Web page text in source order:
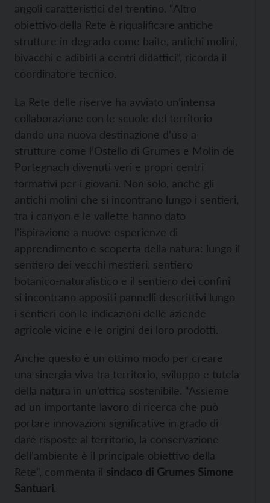
angoli caratteristici del trentino. “Altro
obiettivo della Rete è riqualificare antiche
strutture in degrado come baite, antichi molini,
bivacchi e adibirli a centri didattici”, ricorda il
coordinatore tecnico.
La Rete delle riserve ha avviato un’intensa
collaborazione con le scuole del territorio
dando una nuova destinazione d’uso a
strutture come l’Ostello di Grumes e Molin de
Portegnach divenuti veri e propri centri
formativi per i giovani. Non solo, anche gli
antichi molini che si incontrano lungo i sentieri,
tra i canyon e le vallette hanno dato
l’ispirazione a nuove esperienze di
apprendimento e scoperta della natura: lungo il
sentiero dei vecchi mestieri, sentiero
botanico-naturalistico e il sentiero dei confini
si incontrano appositi pannelli descrittivi lungo
i sentieri con le indicazioni delle aziende
agricole vicine e le origini dei loro prodotti.
Anche questo è un ottimo modo per creare
una sinergia viva tra territorio, sviluppo e tutela
della natura in un’ottica sostenibile. “Assieme
ad un importante lavoro di ricerca che può
portare innovazioni significative in grado di
dare risposte al territorio, la conservazione
dell’ambiente è il principale obiettivo della
Rete”, commenta il sindaco di Grumes Simone
Santuari.